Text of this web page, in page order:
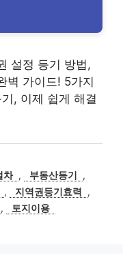
설정 등기 방법,
벽 가이드! 5가지
, 이제 쉽게 해결
차 , 부동산등기
,
, 지역권등기효력
,
, 토지이용